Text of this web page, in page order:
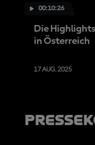
00:10:26
Die
in Österreich
17 AUG. 2025